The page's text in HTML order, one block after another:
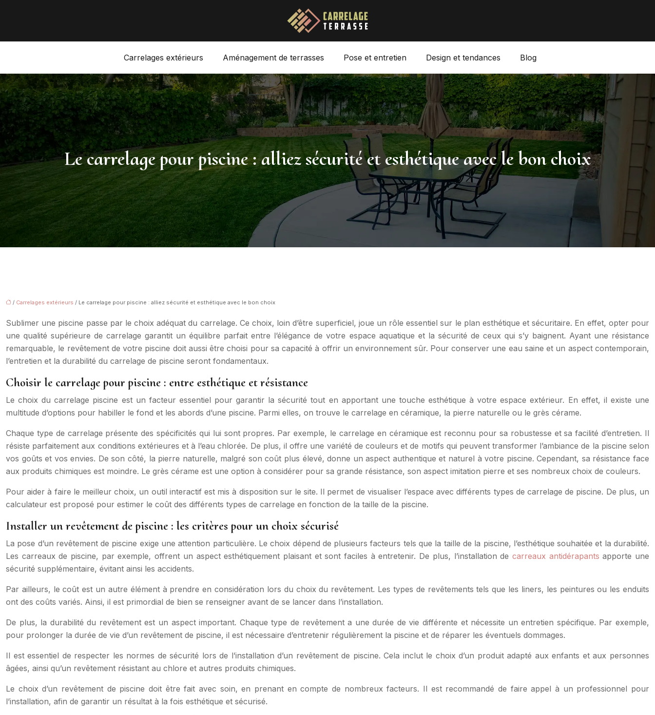
Carrelages extérieurs Aménagement de terrasses Pose et entretien Design et tendances Blog
Le carrelage pour piscine : alliez sécurité et esthétique avec le bon choix
/ Carrelages extérieurs / Le carrelage pour piscine : alliez sécurité et esthétique avec le bon choix
Sublimer une piscine passe par le choix adéquat du carrelage. Ce choix, loin d’être superficiel, joue un rôle essentiel sur le plan esthétique et sécuritaire. En effet, opter pour
une qualité supérieure de carrelage garantit un équilibre parfait entre l’élégance de votre espace aquatique et la sécurité de ceux qui s’y baignent. Ayant une résistance
remarquable, le revêtement de votre piscine doit aussi être choisi pour sa capacité à offrir un environnement sûr. Pour conserver une eau saine et un aspect contemporain,
l’entretien et la durabilité du carrelage de piscine seront fondamentaux.
Choisir le carrelage pour piscine : entre esthétique et résistance
Le choix du carrelage piscine est un facteur essentiel pour garantir la sécurité tout en apportant une touche esthétique à votre espace extérieur. En effet, il existe une
multitude d’options pour habiller le fond et les abords d’une piscine. Parmi elles, on trouve le carrelage en céramique, la pierre naturelle ou le grès cérame.
Chaque type de carrelage présente des spécificités qui lui sont propres. Par exemple, le carrelage en céramique est reconnu pour sa robustesse et sa facilité d’entretien. Il
résiste parfaitement aux conditions extérieures et à l’eau chlorée. De plus, il offre une variété de couleurs et de motifs qui peuvent transformer l’ambiance de la piscine selon
vos goûts et vos envies. De son côté, la pierre naturelle, malgré son coût plus élevé, donne un aspect authentique et naturel à votre piscine. Cependant, sa résistance face
aux produits chimiques est moindre. Le grès cérame est une option à considérer pour sa grande résistance, son aspect imitation pierre et ses nombreux choix de couleurs.
Pour aider à faire le meilleur choix, un outil interactif est mis à disposition sur le site. Il permet de visualiser l’espace avec différents types de carrelage de piscine. De plus, un
calculateur est proposé pour estimer le coût des différents types de carrelage en fonction de la taille de la piscine.
Installer un revêtement de piscine : les critères pour un choix sécurisé
La pose d’un revêtement de piscine exige une attention particulière. Le choix dépend de plusieurs facteurs tels que la taille de la piscine, l’esthétique souhaitée et la durabilité.
Les carreaux de piscine, par exemple, offrent un aspect esthétiquement plaisant et sont faciles à entretenir. De plus, l’installation de carreaux antidérapants apporte une
sécurité supplémentaire, évitant ainsi les accidents.
Par ailleurs, le coût est un autre élément à prendre en considération lors du choix du revêtement. Les types de revêtements tels que les liners, les peintures ou les enduits
ont des coûts variés. Ainsi, il est primordial de bien se renseigner avant de se lancer dans l’installation.
De plus, la durabilité du revêtement est un aspect important. Chaque type de revêtement a une durée de vie différente et nécessite un entretien spécifique. Par exemple,
pour prolonger la durée de vie d’un revêtement de piscine, il est nécessaire d’entretenir régulièrement la piscine et de réparer les éventuels dommages.
Il est essentiel de respecter les normes de sécurité lors de l’installation d’un revêtement de piscine. Cela inclut le choix d’un produit adapté aux enfants et aux personnes
âgées, ainsi qu’un revêtement résistant au chlore et autres produits chimiques.
Le choix d’un revêtement de piscine doit être fait avec soin, en prenant en compte de nombreux facteurs. Il est recommandé de faire appel à un professionnel pour
l’installation, afin de garantir un résultat à la fois esthétique et sécurisé.